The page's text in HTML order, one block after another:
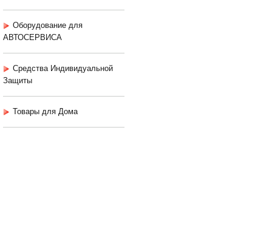
Оборудование для
АВТОСЕРВИСА
Средства Индивидуальной
Защиты
Товары для Дома